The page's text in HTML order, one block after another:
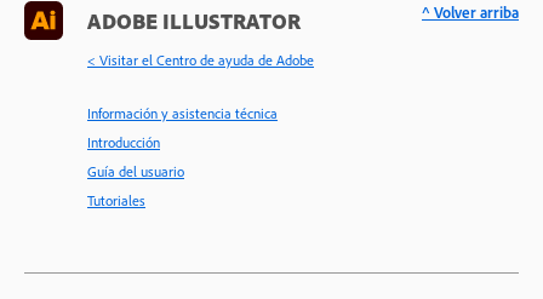
ADOBE ILLUSTRATOR
< Visitar el Centro de ayuda de Adobe
Información y asistencia técnica
Introducción
Guía del usuario
Tutoriales
^ Volver arriba